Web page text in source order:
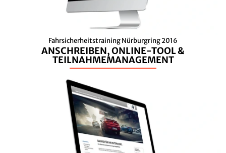
Fahrsicherheitstraining Nürburgring 2016
ANSCHREIBEN, ONLINE-TOOL &
TEILNAHMEMANAGEMENT